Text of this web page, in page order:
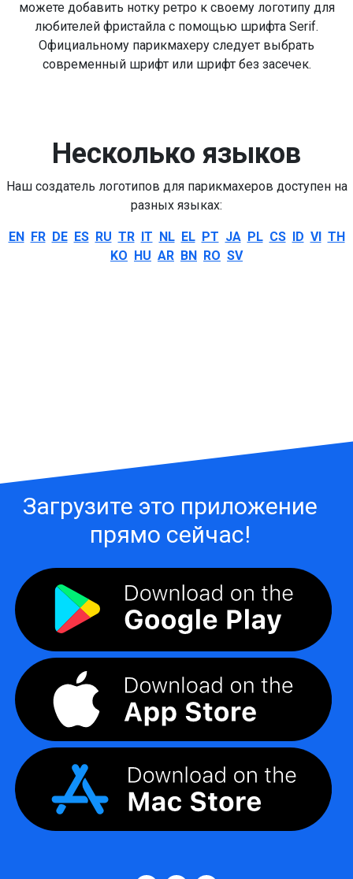
можете добавить нотку ретро к своему логотипу для
любителей фристайла с помощью шрифта Serif.
Официальному парикмахеру следует выбрать
современный шрифт или шрифт без засечек.
Несколько языков
Наш создатель логотипов для парикмахеров доступен на
разных языках:
EN FR DE ES RU TR IT NL EL PT JA PL CS ID VI TH
KO HU AR BN RO SV
Загрузите это приложение
прямо сейчас!